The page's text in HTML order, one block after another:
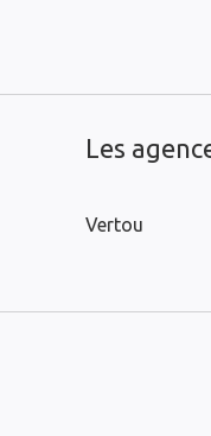
Les
Vertou